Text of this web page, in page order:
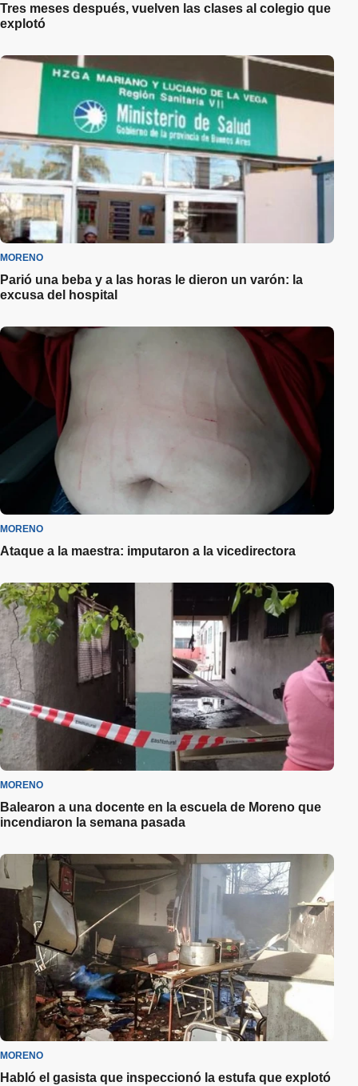
Tres meses después, vuelven las clases al colegio que
explotó
MORENO
Parió una beba y a las horas le dieron un varón: la
excusa del hospital
MORENO
Ataque a la maestra: imputaron a la vicedirectora
MORENO
Balearon a una docente en la escuela de Moreno que
incendiaron la semana pasada
MORENO
Habló el gasista que inspeccionó la estufa que explotó